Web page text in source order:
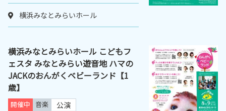
横浜みなとみらいホール
横浜みなとみらいホール こどもフ
ェスタ みなとみらい遊音地 ハマの
JACKのおんがくベビーランド【1
歳】
開催中 音楽 公演